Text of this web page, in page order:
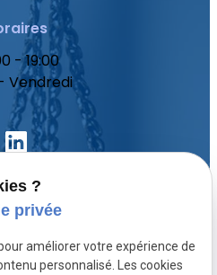
- 19:00
Vendredi
avocat
?
privée
améliorer votre expérience de
personnalisé. Les cookies